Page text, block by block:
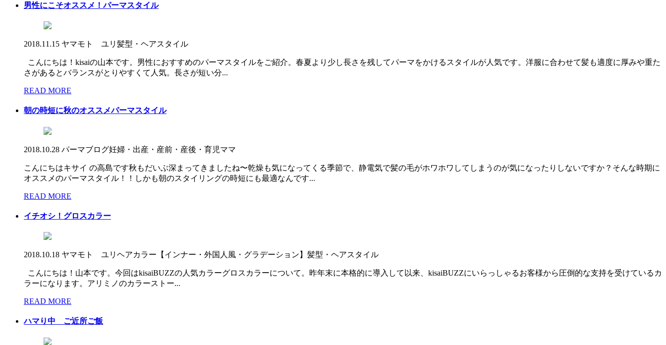
男性にこそオススメ！パーマスタイル
2018.11.15 ヤマモト ユリ 髪型・ヘアスタイル
こんにちは！kisaiの山本です。男性におすすめのパーマスタイルをご紹介。春夏より少し長さを残してパーマをかけるスタイルが人気です。洋服に合わせて髪も適度に厚みや重た
さがあるとバランスがとりやすくて人気。長さが短い分...
READ MORE
朝の時短に秋のオススメパーマスタイル
2018.10.28 パーマブログ妊婦・出産・産前・産後・育児ママ
こんにちはキサイ の高島です秋もだいぶ深まってきましたね〜乾燥も気になってくる季節で、静電気で髪の毛がホワホワしてしまうのが気になったりしないですか？そんな時期に
オススメのパーマスタイル！！しかも朝のスタイリングの時短にも最適なんです...
READ MORE
イチオシ！グロスカラー
2018.10.18 ヤマモト ユリ ヘアカラー【インナー・外国人風・グラデーション】 髪型・ヘアスタイル
こんにちは！山本です。今回はkisaiBUZZの人気カラーグロスカラーについて。昨年末に本格的に導入して以来、kisaiBUZZにいらっしゃるお客様から圧倒的な支持を受けているカ
ラーになります。アリミノのカラーストー...
READ MORE
ハマり中 ご近所ご飯